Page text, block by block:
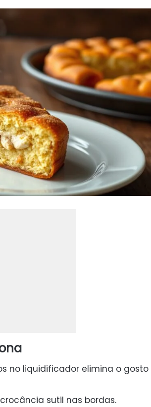
no liquidificador elimina o gosto
sutil nas bordas.